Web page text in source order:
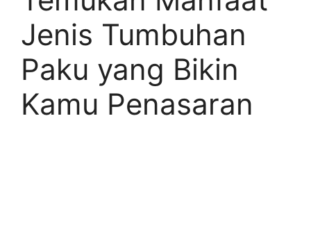
Jenis Tumbuhan
Paku yang Bikin
Kamu Penasaran